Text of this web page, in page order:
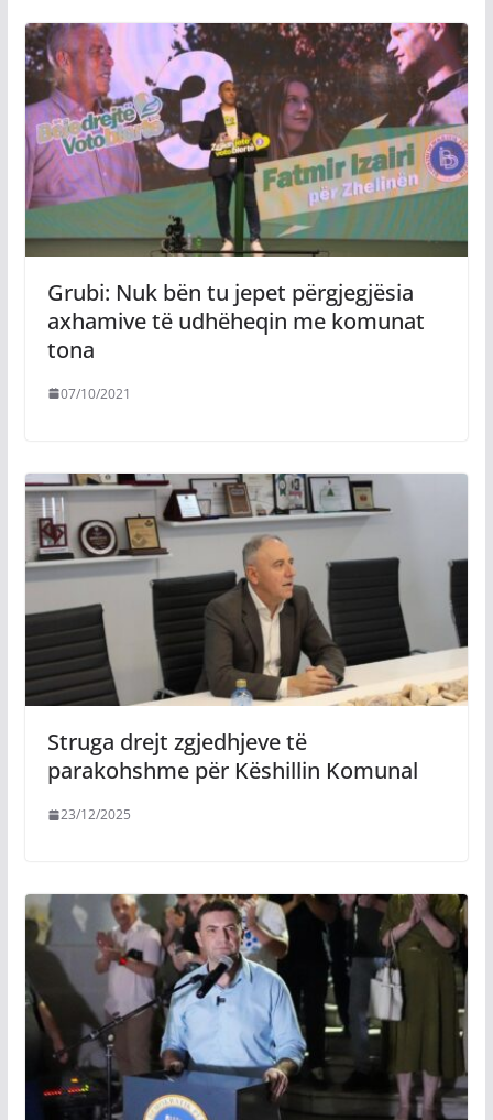
Grubi: Nuk bën tu jepet përgjegjësia
axhamive të udhëheqin me komunat
tona
07/10/2021
Struga drejt zgjedhjeve të
parakohshme për Këshillin Komunal
23/12/2025